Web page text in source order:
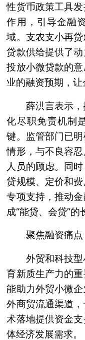
性货币政策工具
作用，引导金融
域。支农支小再
贷款供给提供了
投放小微贷款的
业的融资预期，让
薛洪言表示
化尽职免责机制
键。监管部门已
情形，与不良容
人员的顾虑。同
贷规模、定价和
专项支持，推动
成“能贷、会贷”的
聚焦融资痛点
外贸和科技
育新质生产力的
能助力外贸小微
外商贸流通渠道
术落地提供资金
体经济发展需求。